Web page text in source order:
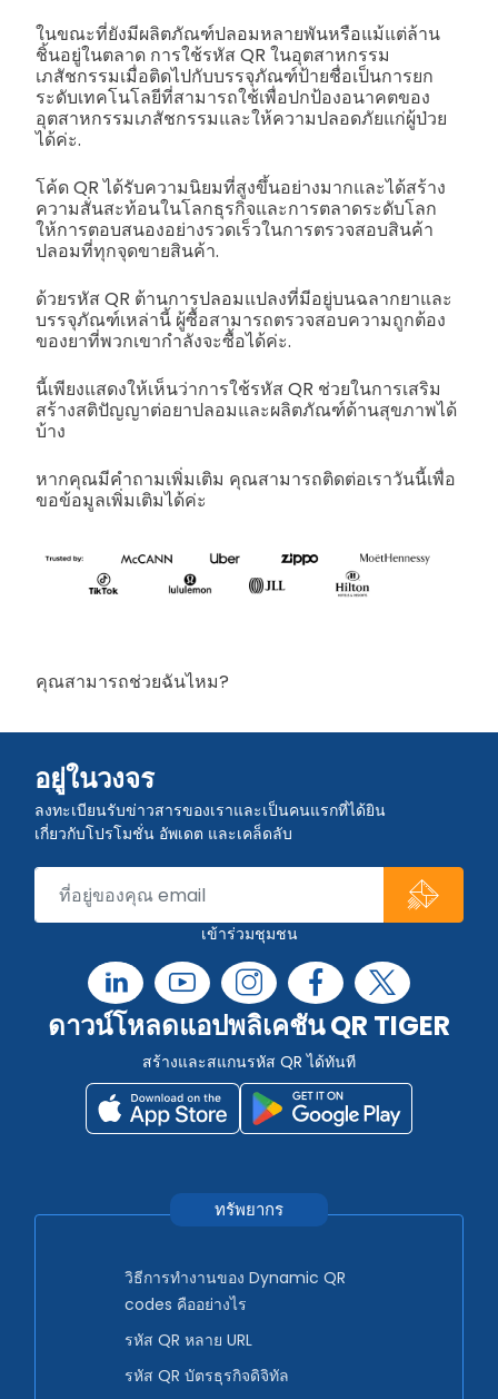
ในขณะที่ยังมีผลิตภัณฑ์ปลอมหลายพันหรือแม้แต่ล้าน
ชิ้นอยู่ในตลาด การใช้รหัส QR ในอุตสาหกรรม
เภสัชกรรมเมื่อติดไปกับบรรจุภัณฑ์ป้ายชื่อเป็นการยก
ระดับเทคโนโลยีที่สามารถใช้เพื่อปกป้องอนาคตของ
อุตสาหกรรมเภสัชกรรมและให้ความปลอดภัยแก่ผู้ป่วย
ได้ค่ะ.
โค้ด QR ได้รับความนิยมที่สูงขึ้นอย่างมากและได้สร้าง
ความสั่นสะท้อนในโลกธุรกิจและการตลาดระดับโลก
ให้การตอบสนองอย่างรวดเร็วในการตรวจสอบสินค้า
ปลอมที่ทุกจุดขายสินค้า.
ด้วยรหัส QR ต้านการปลอมแปลงที่มีอยู่บนฉลากยาและ
บรรจุภัณฑ์เหล่านี้ ผู้ซื้อสามารถตรวจสอบความถูกต้อง
ของยาที่พวกเขากำลังจะซื้อได้ค่ะ.
นี้เพียงแสดงให้เห็นว่าการใช้รหัส QR ช่วยในการเสริม
สร้างสติปัญญาต่อยาปลอมและผลิตภัณฑ์ด้านสุขภาพได้
บ้าง
หากคุณมีคำถามเพิ่มเติม คุณสามารถติดต่อเราวันนี้เพื่อ
ขอข้อมูลเพิ่มเติมได้ค่ะ
คุณสามารถช่วยฉันไหม?
อยู่ในวงจร
ลงทะเบียนรับข่าวสารของเราและเป็นคนแรกที่ได้ยิน
เกี่ยวกับโปรโมชั่น อัพเดต และเคล็ดลับ
เข้าร่วมชุมชน
ดาวน์โหลดแอปพลิเคชัน QR TIGER
สร้างและสแกนรหัส QR ได้ทันที
ทรัพยากร
วิธีการทำงานของ Dynamic QR
codes คืออย่างไร
รหัส QR หลาย URL
รหัส QR บัตรธุรกิจดิจิทัล